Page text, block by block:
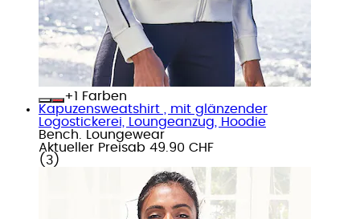
+
Farben
Kapuzensweatshirt , mit glänzender
Logostickerei, Loungeanzug, Hoodie
Bench. Loungewear
Aktueller Preisab 49.90 CHF
( 3 )